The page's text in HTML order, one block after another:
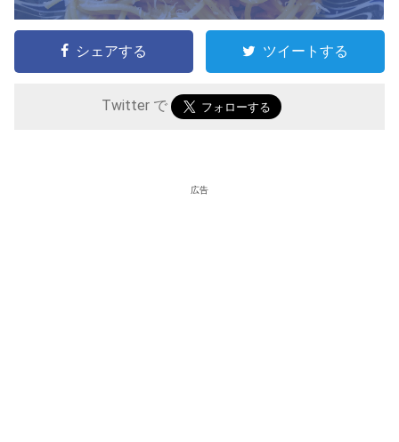
シェアする ツイートする
Twitter で
広告